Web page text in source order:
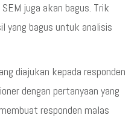
juga akan bagus. Trik
yang bagus untuk analisis
diajukan kepada responden
dengan pertanyaan yang
responden malas